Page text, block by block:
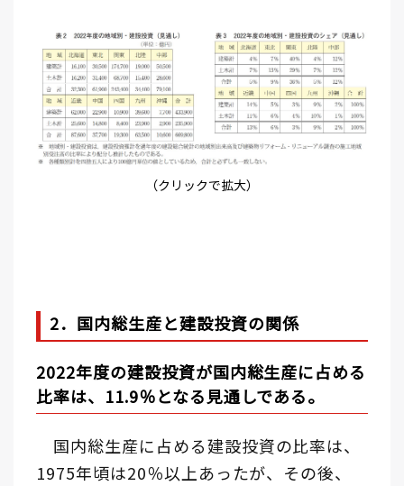
（クリックで拡大）
2．国内総生産と建設投資の関係
2022年度の建設投資が国内総生産に占める
比率は、11.9％となる見通しである。
国内総生産に占める建設投資の比率は、
1975年頃は20％以上あったが、その後、